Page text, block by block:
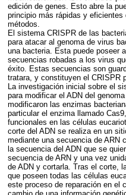
edición de genes. Esto abre la
principio más rápidas y
métodos.
El sistema CRISPRde las
para atacar al genoma de virus
una bacteria. Esta puede poseer
secuencias robadas a los virus
éxito. Estas secuencias son
tratara, y constituyen el CRISPR
La investigación inicial sobre el
para modificar el ADN del
modificaron las enzimas
particular el enzima llamado
funcionales en las células
corte del ADN se realiza en un
mediante una secuencia de ARN
la secuencia del ADN que se
secuencia de ARN y una vez
de ADN y cortarla. Tras el corte,
que poseen todas las células
este proceso de reparación en el